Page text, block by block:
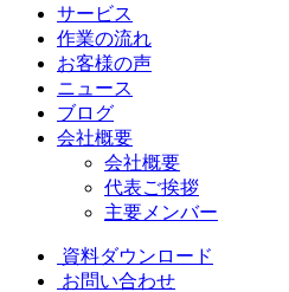
サービス
作業の流れ
お客様の声
ニュース
ブログ
会社概要
会社概要
代表ご挨拶
主要メンバー
資料ダウンロード
お問い合わせ